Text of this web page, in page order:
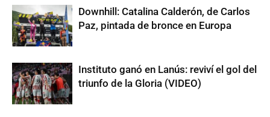
Downhill: Catalina Calderón, de Carlos
Paz, pintada de bronce en Europa
Instituto ganó en Lanús: reviví el gol del
triunfo de la Gloria (VIDEO)